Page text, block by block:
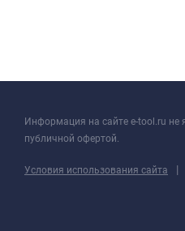
Информация на сайте e-tool.ru не
публичной офертой.
Условия использования сайта |